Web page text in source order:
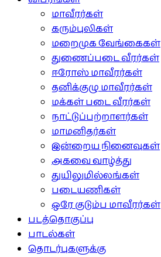
மாவீரர்கள்
கரும்புலிகள்
மறைமுக வேங்கைகள்
துணைப்படை வீரர்கள்
ஈரோஸ் மாவீரர்கள்
தனிக்குழு மாவீரர்கள்
மக்கள் படை வீரர்கள்
நாட்டுப்பற்றாளர்கள்
மாமனிதர்கள்
இன்றைய நினைவுகள்
அகவை வாழ்த்து
துயிலுமில்லங்கள்
படையணிகள்
ஒரே குடும்ப மாவீரர்கள்
படத்தொகுப்பு
பாடல்கள்
தொடர்புகளுக்கு